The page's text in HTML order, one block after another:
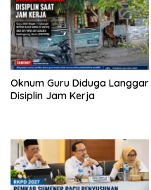
Oknum Guru Diduga Langgar
Disiplin Jam Kerja